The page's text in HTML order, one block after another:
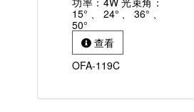
15°、24°、36°、
50°
查看
OFA-119C